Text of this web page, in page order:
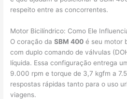
respeito entre as concorrentes.
Motor Bicilíndrico: Como Ele
O coração daSBM 400 é seu motor
com duplo comando de válvulas
líquida. Essa configuração entrega
9.000 rpm e torque de 3,7 kgfm a
respostas rápidas tanto para o uso
viagens.